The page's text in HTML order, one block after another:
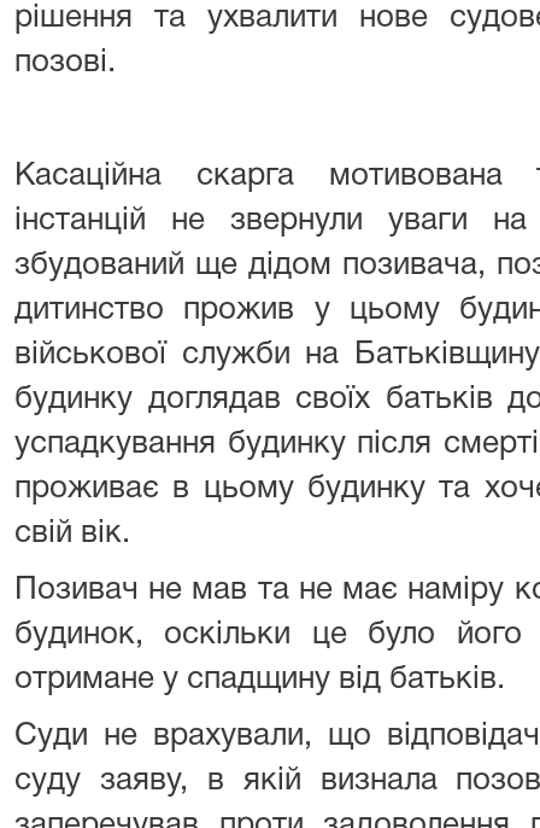
рішення та ухвалити нове
позові.
Касаційна скарга
інстанцій не звернули уваги
збудований ще дідом позивача,
дитинство прожив у цьому
військової служби на
будинку доглядав своїх батьків
успадкування будинку після
проживає в цьому будинку та
свій вік.
Позивач не мав та не має наміру
будинок, оскільки це було
отримане у спадщину від батьків.
Суди не врахували, що
суду заяву, в якій визнала